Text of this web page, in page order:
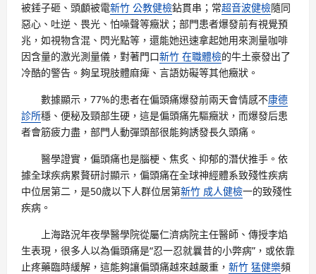
被錘子砸、頭顱被電新竹 公教健檢鉆貫串；常超音波健檢隨同
惡心、吐逆、畏光、怕噪聲等癥狀；部門患者爆發前有視覺預
兆，如視物含混、閃光點等，還能她迅速拿起她用來測量咖啡
因含量的激光測量儀，對著門口新竹 在職體檢的牛土豪發出了
冷酷的警告。夠呈現肢體麻痺、言語妨礙等其他癥狀。
數據顯示，77%的患者在偏頭痛爆發前兩天會情感不康德
診所穩、便秘及頸部生硬，這是偏頭痛先驅癥狀，而爆發后患
者會筋疲力盡，部門人動彈頭部很能夠誘發長久頭痛。
醫學證實，偏頭痛也是腦梗、焦炙、抑郁的潛伏推手。依
據全球疾病累贅研討顯示，偏頭痛在全球神經體系致殘性疾病
中位居第二，是50歲以下人群位居第新竹 成人健檢一的致殘性
疾病。
上海路況年夜學醫學院從屬仁濟病院主任醫師、傳授李焰
生表現，很多人以為偏頭痛是“忍一忍就曩昔的小弊病”，或依靠
止疼藥臨時緩解，這能夠讓偏頭痛越來越嚴重， 新竹 猛健樂頻